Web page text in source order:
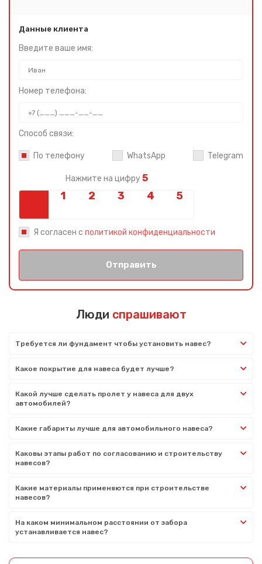
Данные клиента
Введите ваше имя:
Номер телефона:
Способ связи:
По телефону WhatsApp Telegram
Нажмите на цифру 5
Я согласен с политикой конфиденциальности
Отправить
Люди спрашивают
Требуется ли фундамент чтобы установить навес?
Какое покрытие для навеса будет лучше?
Какой лучше сделать пролет у навеса для двух
автомобилей?
Какие габариты лучше для автомобильного навеса?
Каковы этапы работ по согласованию и строительству
навесов?
Какие материалы применяются при строительстве
навесов?
На каком минимальном расстоянии от забора
устанавливается навес?